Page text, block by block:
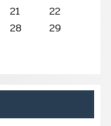
21
22
28
29